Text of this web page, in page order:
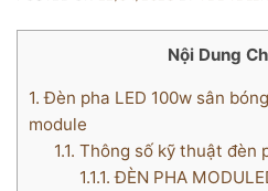
Nội Dung
1. Đèn pha LED 100w sân
module
1.1. Thông số kỹ thuật đèn
1.1.1. ĐÈN PHA